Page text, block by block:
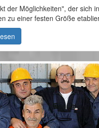
der Möglichkeiten", der sich
zu einer festen Größe